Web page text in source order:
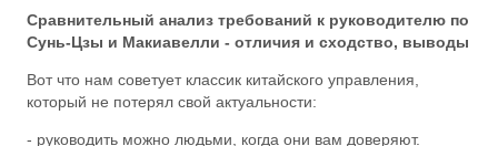
Сравнительный анализ требований к руководителю по
Сунь-Цзы и Макиавелли - отличия и сходство, выводы
Вот что нам советует классик китайского управления,
который не потерял свой актуальности:
- руководить можно людьми, когда они вам доверяют.